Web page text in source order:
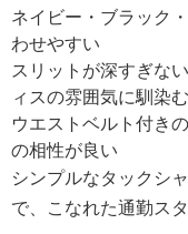
ネイビー・ブラック
わせやすい
スリットが深すぎな
ィスの雰囲気に馴染む
ウエストベルト付き
の相性が良い
シンプルなタックシ
で、こなれた通勤ス